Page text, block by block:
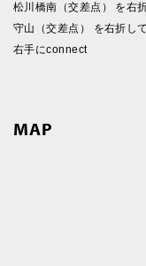
松川橋南（交差点） を右
守山（交差点） を右折し
右手にconnect
MAP